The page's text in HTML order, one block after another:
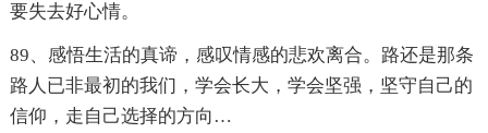
要失去好心情。
89、感悟生活的真谛，感叹情感的悲欢离合。路还是那条
路人已非最初的我们，学会长大，学会坚强，坚守自己的
信仰，走自己选择的方向…